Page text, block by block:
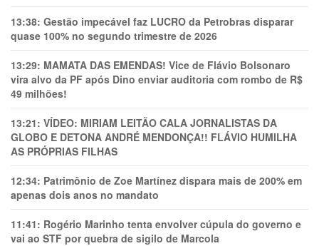
13:38: Gestão impecável faz LUCRO da Petrobras disparar
quase 100% no segundo trimestre de 2026
13:29: MAMATA DAS EMENDAS! Vice de Flávio Bolsonaro
vira alvo da PF após Dino enviar auditoria com rombo de R$
49 milhões!
13:21: VÍDEO: MIRIAM LEITÃO CALA JORNALISTAS DA
GLOBO E DETONA ANDRÉ MENDONÇA!! FLÁVIO HUMILHA
AS PRÓPRIAS FILHAS
12:34: Patrimônio de Zoe Martínez dispara mais de 200% em
apenas dois anos no mandato
11:41: Rogério Marinho tenta envolver cúpula do governo e
vai ao STF por quebra de sigilo de Marcola